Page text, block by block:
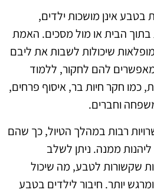
בטבע אינן מושכות ילדים,
בתוך הבית או מול מסכים. האמת
שיכולות לשבות את ליבם
להם לחקור, ללמוד
כמו חקר חיות בר, איסוף פרחים,
וחברים.
רבות במהלך הטיול, כך שהם
ליהנות ממנה. ניתן לשלב
שקשורות לטבע, מה שיכול
יותר. חיבור לילדים בטבע